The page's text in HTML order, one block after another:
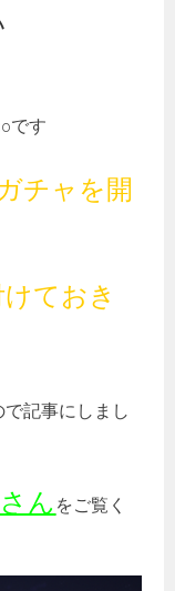
です
チャを開
ておき
で記事にしまし
ん をご覧く